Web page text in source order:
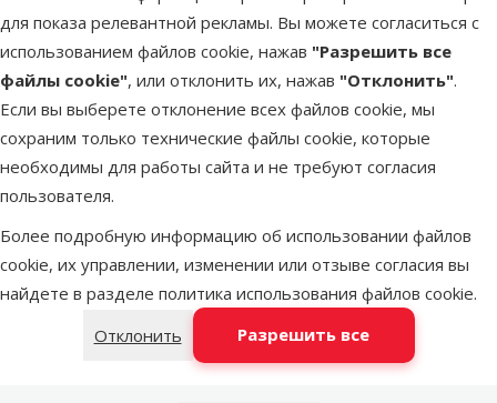
для показа релевантной рекламы. Вы можете согласиться с
использованием файлов cookie, нажав "Разрешить все
файлы cookie", или отклонить их, нажав "Отклонить".
Если вы выберете отклонение всех файлов cookie, мы
сохраним только технические файлы cookie, которые
необходимы для работы сайта и не требуют согласия
пользователя.
Более подробную информацию об использовании файлов
cookie, их управлении, изменении или отзыве согласия вы
найдете в разделе политика использования файлов cookie.
Отклонить
Разрешить все
Dino Zoo рекомендует
Консервы для
щенков – Ontario
Puppy Chicken, Rice
and Linseed Oil, 400 г
Поиск продукта